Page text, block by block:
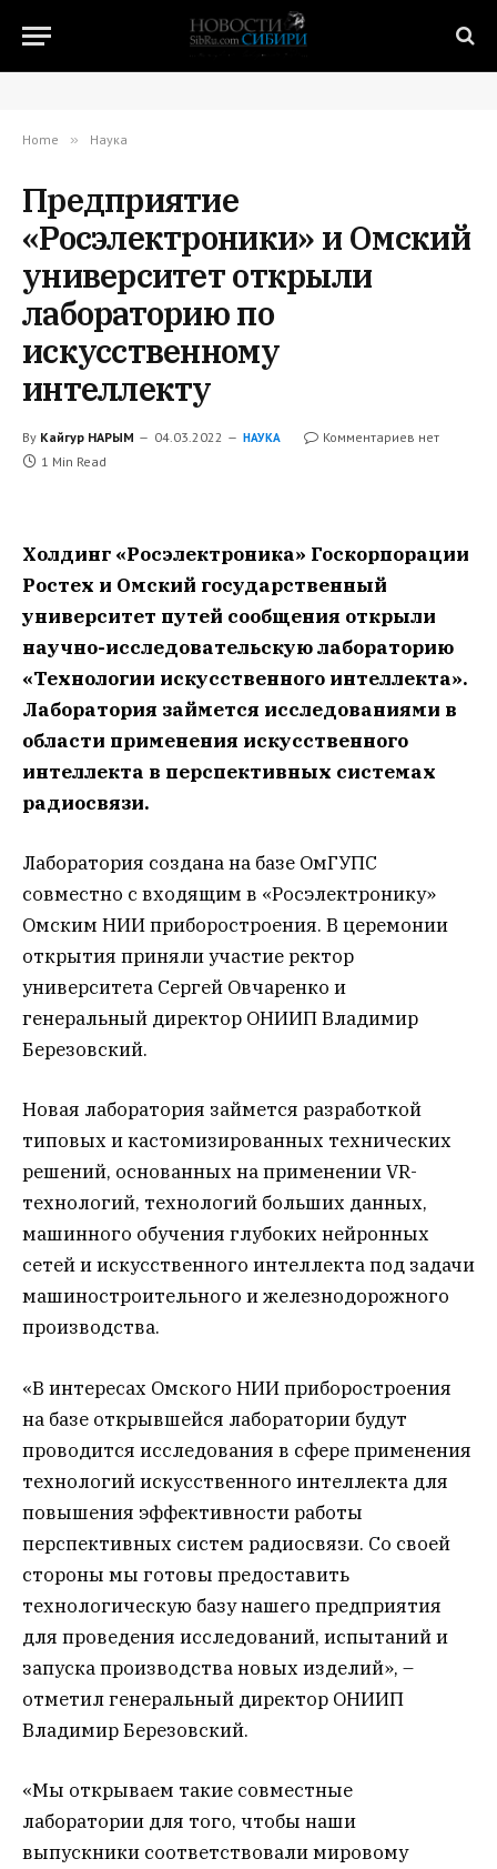
Home » Наука
Предприятие
«Росэлектроники» и Омcкий
университет открыли
лабораторию по
искусственному
интеллекту
By Кайгур НАРЫМ 04.03.2022 НАУКА
Комментариев нет
1 Min Read
Холдинг «Росэлектроника» Госкорпорации
Ростех и Омский государственный
университет путей сообщения открыли
научно-исследовательскую лабораторию
«Технологии искусственного интеллекта».
Лаборатория займется исследованиями в
области применения искусственного
интеллекта в перспективных системах
радиосвязи.
Лаборатория создана на базе ОмГУПС
совместно с входящим в «Росэлектронику»
Омским НИИ приборостроения. В церемонии
открытия приняли участие ректор
университета Сергей Овчаренко и
генеральный директор ОНИИП Владимир
Березовский.
Новая лаборатория займется разработкой
типовых и кастомизированных технических
решений, основанных на применении VR-
технологий, технологий больших данных,
машинного обучения глубоких нейронных
сетей и искусственного интеллекта под задачи
машиностроительного и железнодорожного
производства.
«В интересах Омского НИИ приборостроения
на базе открывшейся лаборатории будут
проводится исследования в сфере применения
технологий искусственного интеллекта для
повышения эффективности работы
перспективных систем радиосвязи. Со своей
стороны мы готовы предоставить
технологическую базу нашего предприятия
для проведения исследований, испытаний и
запуска производства новых изделий», –
отметил генеральный директор ОНИИП
Владимир Березовский.
«Мы открываем такие совместные
лаборатории для того, чтобы наши
выпускники соответствовали мировому